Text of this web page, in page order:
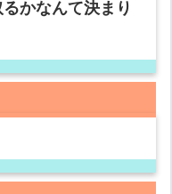
かなんて決まり